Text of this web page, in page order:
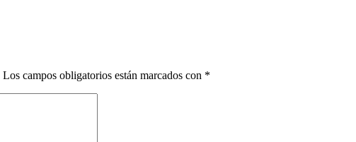
Los campos obligatorios están marcados con *